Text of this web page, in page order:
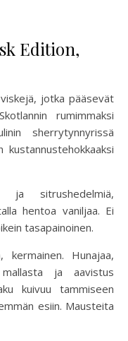
Edition,
rumimmaksi
sherrytynnyrissä
ja sitrushedelmiä,
hentoa vaniljaa. Ei
tasapainoinen.
Hunajaa,
ja aavistus
kuivuu tammiseen
esiin. Mausteita